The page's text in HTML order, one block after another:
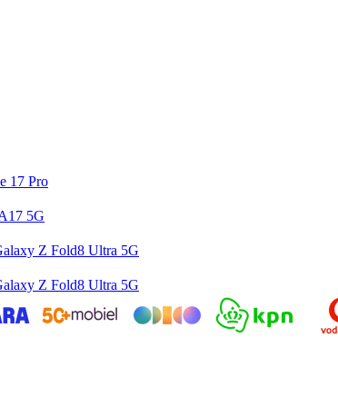
17 Pro
5G
Z Fold8 Ultra 5G
Z Fold8 Ultra 5G